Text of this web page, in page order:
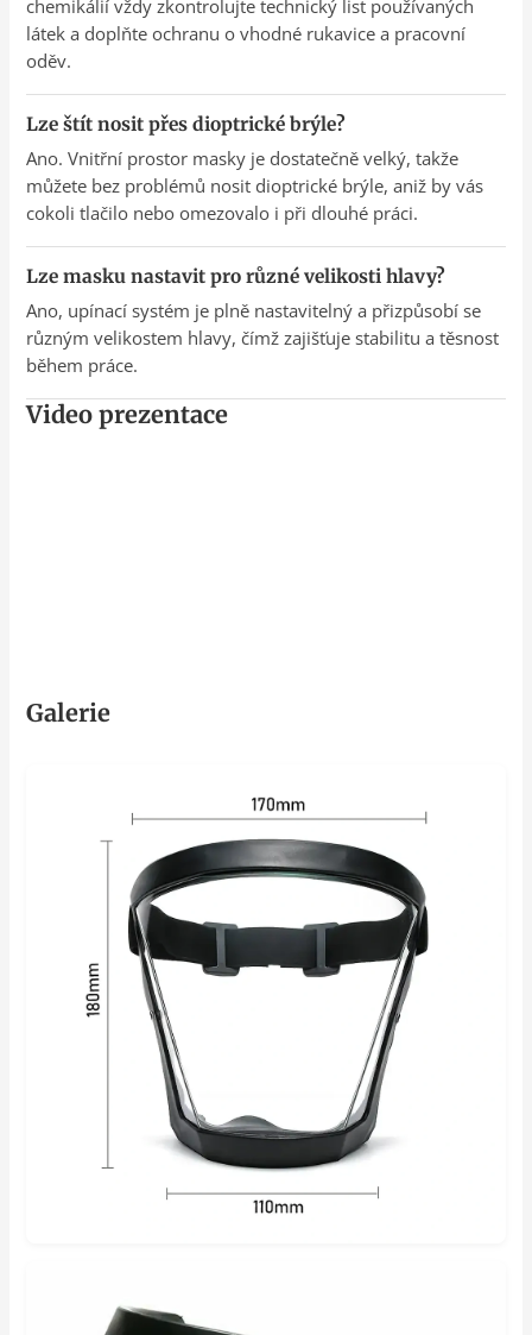
chemikálií vždy zkontrolujte technický list používaných
látek a doplňte ochranu o vhodné rukavice a pracovní
oděv.
Lze štít nosit přes dioptrické brýle?
Ano. Vnitřní prostor masky je dostatečně velký, takže
můžete bez problémů nosit dioptrické brýle, aniž by vás
cokoli tlačilo nebo omezovalo i při dlouhé práci.
Lze masku nastavit pro různé velikosti hlavy?
Ano, upínací systém je plně nastavitelný a přizpůsobí se
různým velikostem hlavy, čímž zajišťuje stabilitu a těsnost
během práce.
Video prezentace
Galerie